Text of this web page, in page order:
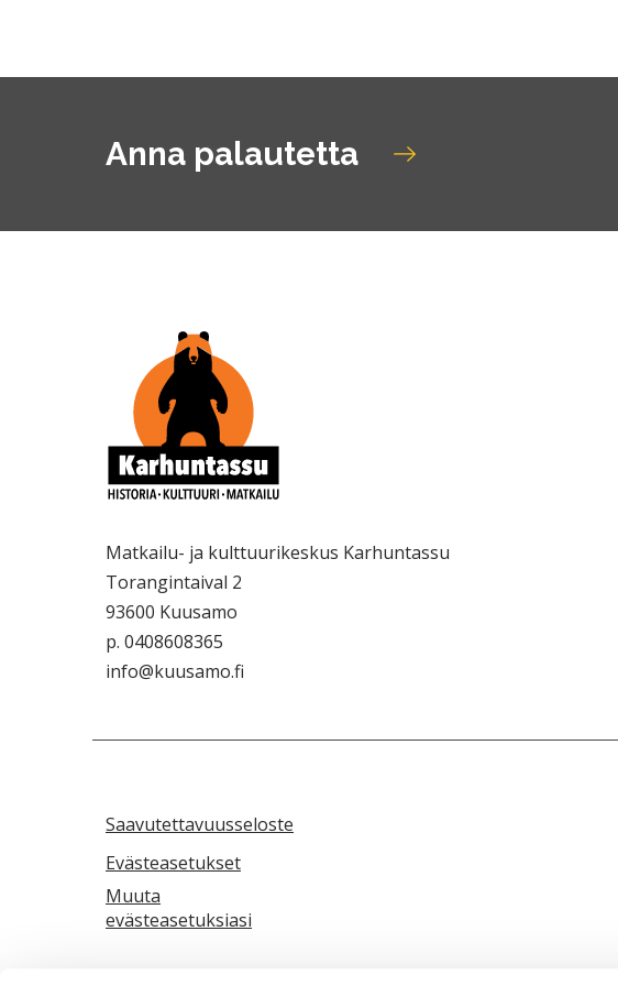
Anna palautetta
Matkailu- ja kulttuurikeskus Karhuntassu
Torangintaival 2
93600 Kuusamo
p. 0408608365
info@kuusamo.fi
Saavutettavuusseloste
Evästeasetukset
Muuta
evästeasetuksiasi